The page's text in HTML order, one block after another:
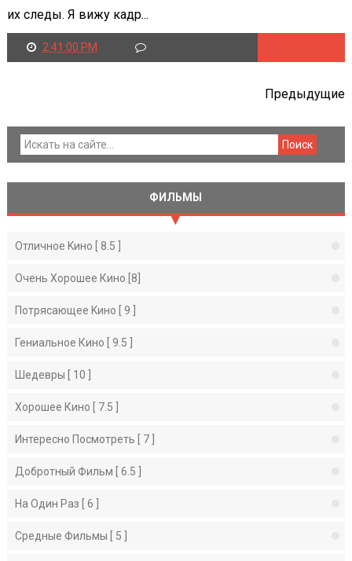
их следы. Я вижу кадр...
2:41:00 PM
Предыдущие
ФИЛЬМЫ
Отличное Kино [ 8.5 ]
Очень Хорошее Кино [8]
Потрясающее Kино [ 9 ]
Гениальное Кино [ 9.5 ]
Шедевры [ 10 ]
Хорошее Кино [ 7.5 ]
Интересно Посмотреть [ 7 ]
Добротный Фильм [ 6.5 ]
На Один Раз [ 6 ]
Средные Фильмы [ 5 ]